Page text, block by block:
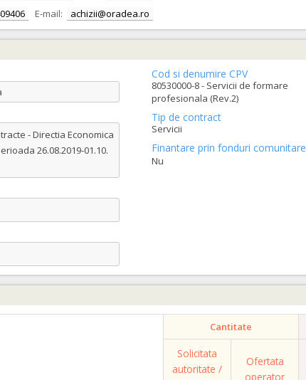
E-mail: achizii@oradea.ro
- Directia Economica
26.08.2019-01.10.
Cod si denumire CPV
80530000-8 - Servicii de formare
profesionala (Rev.2)
Tip de contract
Servicii
Finantare prin fonduri comunitare
Nu
Cantitate
Solicitata
autoritate /
Ofertata
operator